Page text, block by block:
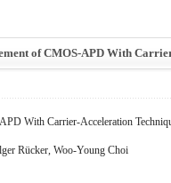
of CMOS-APD With
With Carrier-Acceleration
Rücker, Woo-Young Choi